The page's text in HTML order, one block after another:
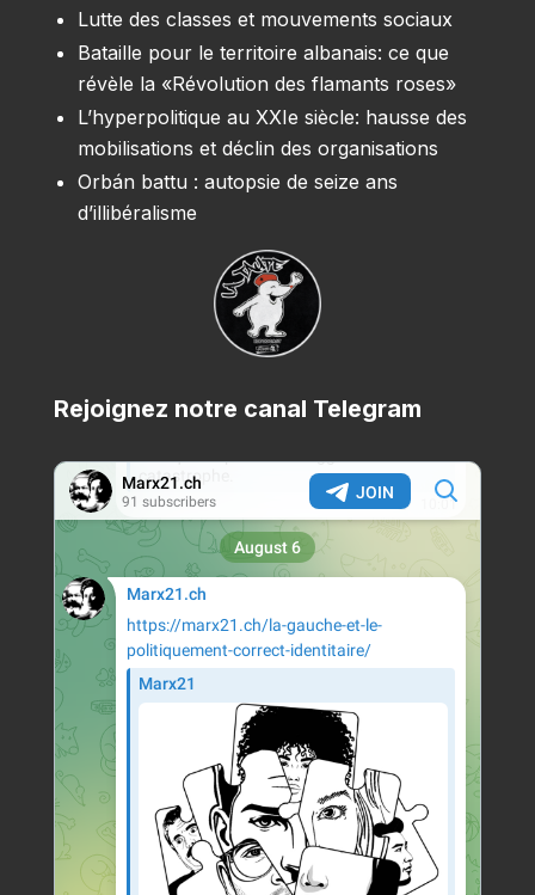
Lutte des classes et mouvements sociaux
Bataille pour le territoire albanais: ce que
révèle la «Révolution des flamants roses»
L’hyperpolitique au XXIe siècle: hausse des
mobilisations et déclin des organisations
Orbán battu : autopsie de seize ans
d’illibéralisme
Rejoignez notre canal Telegram